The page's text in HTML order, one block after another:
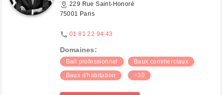
229 Rue Saint-Honoré
75001 Paris
01 81 22 94 43
Domaines:
Bail professionnel
Baux commerciaux
Baux d'habitation
+30